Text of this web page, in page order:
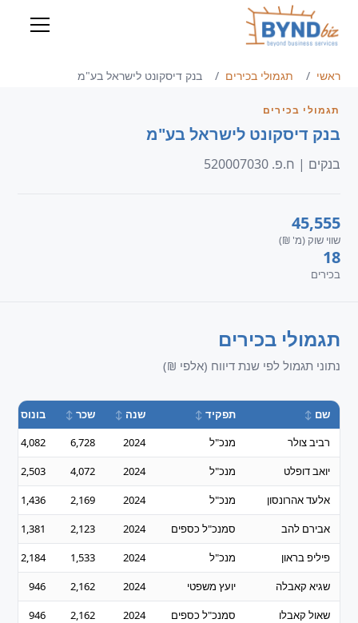
ראשי תגמולי בכירים בנק דיסקונט לישראל בע"מ
תגמולי בכירים
בנק דיסקונט לישראל בע"מ
בנקים | ח.פ. 520007030
45,555
שווי שוק (מ' ₪)
18
בכירים
תגמולי בכירים
נתוני תגמול לפי שנת דיווח (אלפי ₪)
שם תפקיד שנה שכר
בונוס
רביב צולר
מנכ"ל 2024
6,728
4,082
יואב דופלט
מנכ"ל 2024
4,072
2,503
אלעד אהרונסון
מנכ"ל 2024
2,169
1,436
אבירם להב
סמנכ"ל כספים 2024
2,123
1,381
פיליפ בראון
מנכ"ל 2024
1,533
2,184
שגיא קאבלה
יועץ משפטי 2024
2,162
946
שאול קאבלו
סמנכ"ל כספים 2024
2,162
946